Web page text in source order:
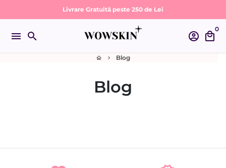
la
conținut
Livrare Gratuită peste 250 de Lei
menu search account_circle local_mall
0
home keyboard_arrow_right Blog
Blog